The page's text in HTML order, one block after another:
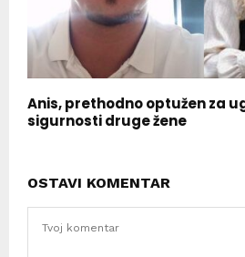
Anis, prethodno optužen za
sigurnosti druge žene
OSTAVI KOMENTAR